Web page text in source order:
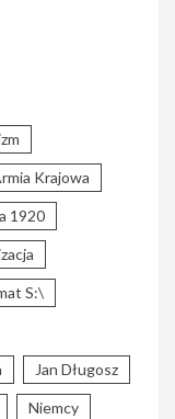
Krajowa
1920
S:\
Jan Długosz
Niemcy